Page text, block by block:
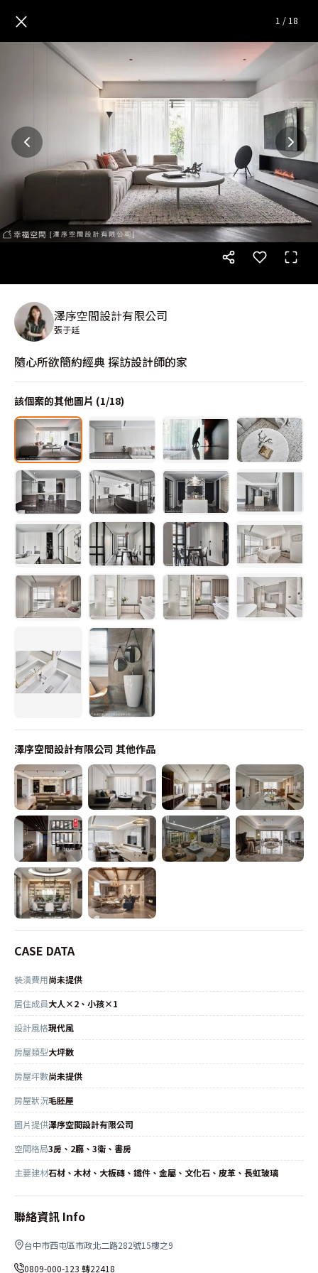
隨心所欲簡約經典 探訪設計師
× 1 / 18
澤序空間設計有限公司
張于廷
隨心所欲簡約經典 探訪設計師的家
該個案的其他圖片 (1/18)
澤序空間設計有限公司 其他作品
CASE DATA
裝潢費用尚未提供
居住成員大人×2、小孩×1
設計風格現代風
房屋類型大坪數
房屋坪數尚未提供
房屋狀況毛胚屋
圖片提供澤序空間設計有限公司
空間格局3房、2廳、3衛、書房
主要建材石材、木材、大板磚、鐵件、金屬、文化石、皮革、長虹玻璃
聯絡資訊 Info
台中市西屯區市政北二路282號15樓之9
0809-000-123 轉22418